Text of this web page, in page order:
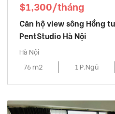
$1,300/tháng
Căn hộ view sông Hồng
PentStudio Hà Nội
Hà Nội
76 m2
1 P.Ngủ